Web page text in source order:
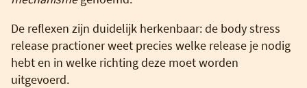
De reflexen zijn duidelijk herkenbaar: de body stress
release practioner weet precies welke release je nodig
hebt en in welke richting deze moet worden
uitgevoerd.